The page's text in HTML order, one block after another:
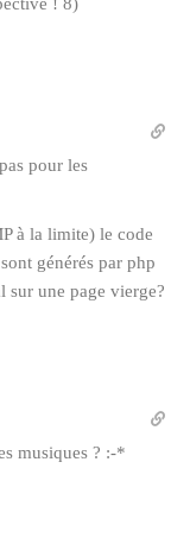
pour les
à la limite) le code
générés par php
sur une page vierge?
musiques ? :-*